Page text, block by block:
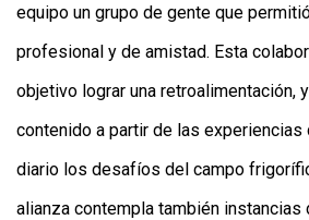
equipo un grupo de gente que
profesional y de amistad. Esta
objetivo lograr una retroalimentación,
contenido a partir de las experiencias
diario los desafíos del campo
alianza contempla también instancias